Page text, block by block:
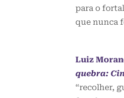
para o
que nunca
Luiz
quebra:
“recolher,